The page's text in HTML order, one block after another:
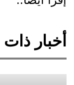
أخبار